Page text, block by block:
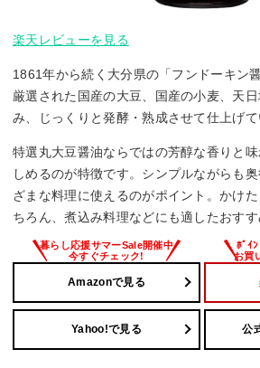
楽天レビューを見る
1861年から続く大分県の「フンドーキン
厳選された国産の大豆、国産の小麦、天
み、じっくりと発酵・熟成させて仕上げて
特選丸大豆醤油ならではの芳醇な香りと
しめるのが特徴です。シンプルながらも
ざまな料理に使えるのがポイント。かけ
ちろん、煮込み料理などにも適したおすす
Amazonで見る
Yahoo!で見る 公